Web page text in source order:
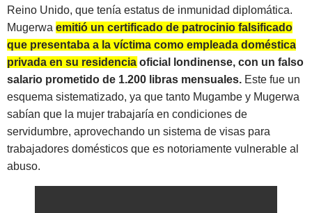
Reino Unido, que tenía estatus de inmunidad diplomática.
Mugerwa emitió un certificado de patrocinio falsificado
que presentaba a la víctima como empleada doméstica
privada en su residencia oficial londinense, con un falso
salario prometido de 1.200 libras mensuales. Este fue un
esquema sistematizado, ya que tanto Mugambe y Mugerwa
sabían que la mujer trabajaría en condiciones de
servidumbre, aprovechando un sistema de visas para
trabajadores domésticos que es notoriamente vulnerable al
abuso.